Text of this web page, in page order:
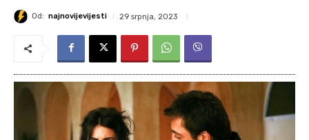
Od: najnovijevijesti 29 srpnja, 2023